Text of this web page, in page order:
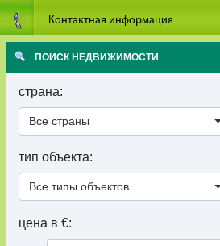
Контактная информация
ПОИСК НЕДВИЖИМОСТИ
страна:
Все страны
тип объекта:
Все типы объектов
цена в €: